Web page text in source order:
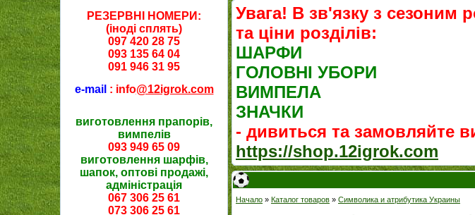
РЕЗЕРВНІ НОМЕРИ:
(іноді сплять)
097 420 28 75
093 135 64 04
091 946 31 95
e-mail : info@12igrok.com
виготовлення прапорів,
вимпелів
093 949 65 09
виготовлення шарфів,
шапок, оптові продажі,
адміністрація
067 306 25 61
073 306 25 61
Увага! В зв'язку з сезоним
та ціни розділів:
ШАРФИ
ГОЛОВНІ УБОРИ
ВИМПЕЛА
ЗНАЧКИ
- дивиться та замовляйте
https://shop.12igrok.com
Начало » Каталог товаров » Символика и атрибутика Украины